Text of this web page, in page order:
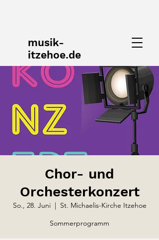
musik-
itzehoe.de
Chor- und
Orchesterkonzert
So., 28. Juni
  |
St. Michaelis-Kirche Itzehoe
Sommerprogramm